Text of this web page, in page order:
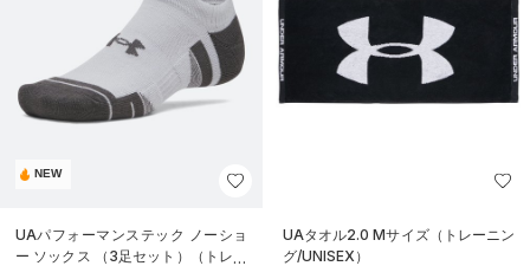
NEW
UAパフォーマンステック ノーショ
ー ソックス （3足セット）（トレー
UAタオル2.0 Mサイズ（トレーニン
グ/UNISEX）